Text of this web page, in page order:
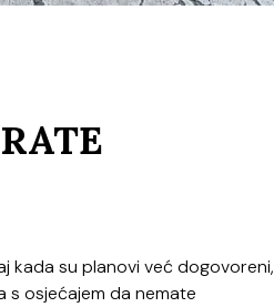
kada su planovi već dogovoreni,
s osjećajem da nemate